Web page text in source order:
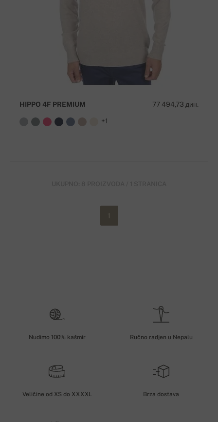
77 494,73 дин.
HIPPO 4F PREMIUM
+1
Nudimo 100% kašmir Ručno radjen u Nepalu
Veličine od XS do XXXXL Brza dostava